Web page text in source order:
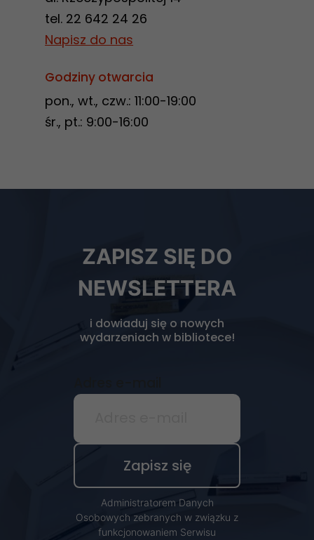
tel. 22 642 24 26
Napisz do nas
Godziny otwarcia
pon., wt., czw.: 11:00-19:00
śr., pt.: 9:00-16:00
biblioteki
ZAPISZ SIĘ DO
NEWSLETTERA
i dowiaduj się o nowych
wydarzeniach w bibliotece!
Administratorem Danych
Osobowych zebranych w związku z
funkcjonowaniem Serwisu
twojego
znikną ze strony
Marketing
Udostępniając
swoje
zainteresowania i
zachowania
strony, zwiększasz
zobaczenie
spersonalizowanych
treści i ofert.